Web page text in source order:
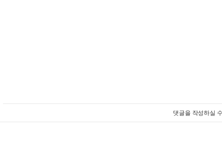
댓글을 작성하실